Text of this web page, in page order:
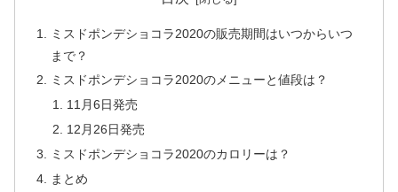
ミスドポンデショコラ2020の販売期間はいつからいつ
まで？
ミスドポンデショコラ2020のメニューと値段は？
11月6日発売
12月26日発売
ミスドポンデショコラ2020のカロリーは？
まとめ